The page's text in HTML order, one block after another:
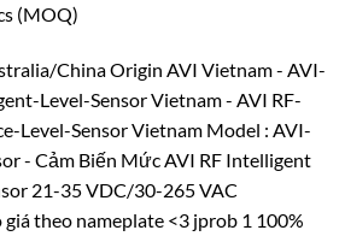
(MOQ)
China Origin AVI Vietnam - AVI-
Level-Sensor Vietnam - AVI RF-
Level-Sensor Vietnam Model : AVI-
- Cảm Biến Mức AVI RF Intelligent
21-35 VDC/30-265 VAC
theo nameplate <3 jprob 1 100%